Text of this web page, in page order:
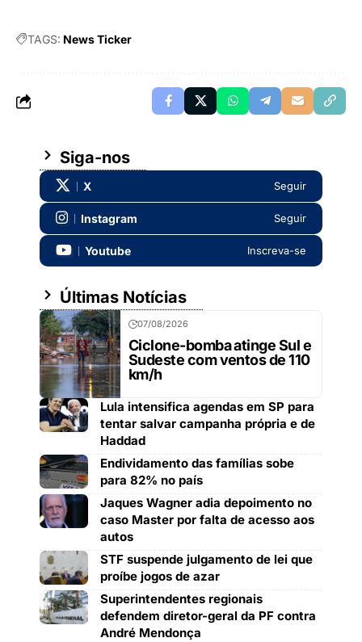
TAGS: News Ticker
Siga-nos
X Seguir
Instagram Seguir
Youtube Inscreva-se
Últimas Notícias
07/08/2026
Ciclone-bomba atinge Sul e
Sudeste com ventos de 110
km/h
Lula intensifica agendas em SP para
tentar salvar campanha própria e de
Haddad
Endividamento das famílias sobe
para 82% no país
Jaques Wagner adia depoimento no
caso Master por falta de acesso aos
autos
STF suspende julgamento de lei que
proíbe jogos de azar
Superintendentes regionais
defendem diretor-geral da PF contra
André Mendonça